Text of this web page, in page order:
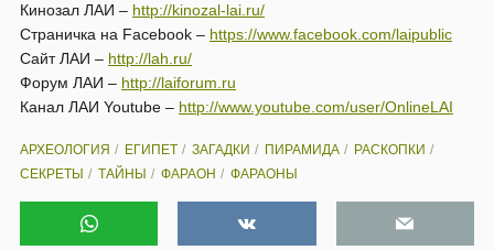
Кинозал ЛАИ – http://kinozal-lai.ru/
Страничка на Facebook – https://www.facebook.com/laipublic
Сайт ЛАИ – http://lah.ru/
Форум ЛАИ – http://laiforum.ru
Канал ЛАИ Youtube – http://www.youtube.com/user/OnlineLAI
АРХЕОЛОГИЯ ЕГИПЕТ ЗАГАДКИ ПИРАМИДА
РАСКОПКИ
СЕКРЕТЫ
ТАЙНЫ ФАРАОН ФАРАОНЫ